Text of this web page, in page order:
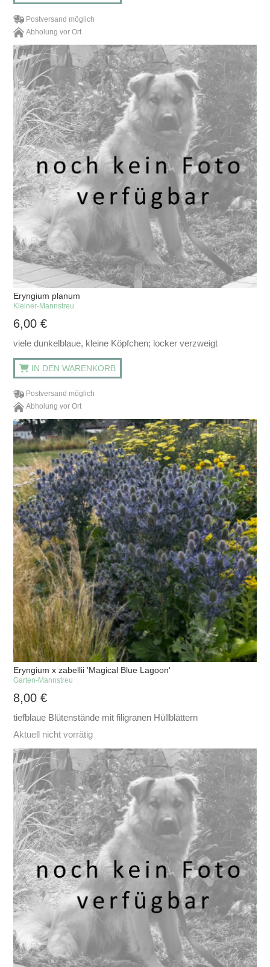
Postversand möglich
Abholung vor Ort
Eryngium planum
Kleiner-Mannstreu
6,00€
viele dunkelblaue, kleine Köpfchen; locker verzweigt
IN DEN WARENKORB
Postversand möglich
Abholung vor Ort
Eryngium x zabellii 'Magical Blue Lagoon'
Garten-Mannstreu
8,00€
tiefblaue Blütenstände mit filigranen Hüllblättern
Aktuell nicht vorrätig